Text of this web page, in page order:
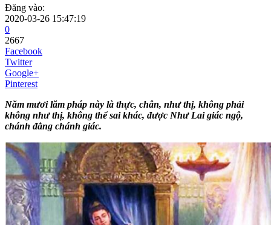
Đăng vào:
2020-03-26 15:47:19
0
2667
Facebook
Twitter
Google+
Pinterest
Năm mươi lăm pháp này là thực, chân, như thị, không phải
không như thị, không thể sai khác, được Như Lai giác ngộ,
chánh đẳng chánh giác.